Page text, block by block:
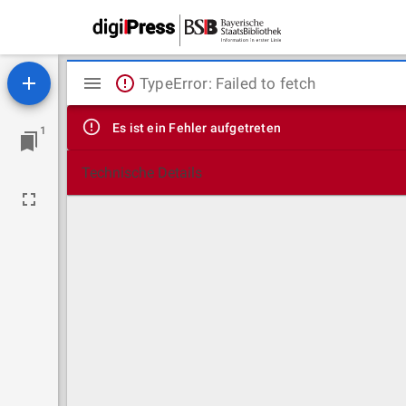
1
Mirador
Viewer
TypeError: Failed to fetch
Es ist ein Fehler aufgetreten
Technische Details